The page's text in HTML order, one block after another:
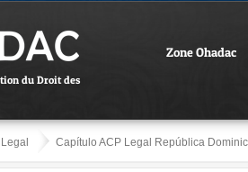
du Droit des
Zone Ohadac
Capítulo ACP Legal República